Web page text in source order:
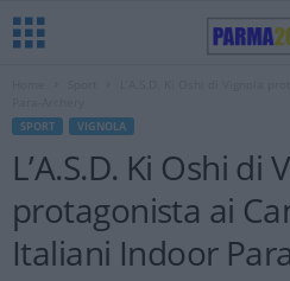
SPORT VIGNOLA
L’A.S.D. Ki Oshi di
protagonista ai
Italiani Indoor